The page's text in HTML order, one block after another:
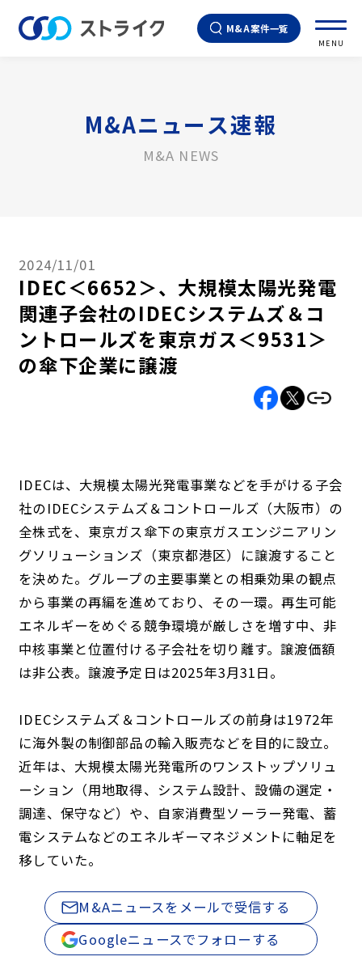
M&A案件一覧
MENU
M&Aニュース速報
M&A NEWS
2024/11/01
IDEC＜6652＞、大規模太陽光発電
関連子会社のIDECシステムズ＆コ
ントロールズを東京ガス＜9531＞
の傘下企業に譲渡
IDECは、大規模太陽光発電事業などを手がける子会
社のIDECシステムズ＆コントロールズ（大阪市）の
全株式を、東京ガス傘下の東京ガスエンジニアリン
グソリューションズ（東京都港区）に譲渡すること
を決めた。グループの主要事業との相乗効果の観点
から事業の再編を進めており、その一環。再生可能
エネルギーをめぐる競争環境が厳しさを増す中、非
中核事業と位置付ける子会社を切り離す。譲渡価額
は非公表。譲渡予定日は2025年3月31日。
IDECシステムズ＆コントロールズの前身は1972年
に海外製の制御部品の輸入販売などを目的に設立。
近年は、大規模太陽光発電所のワンストップソリュ
ーション（用地取得、システム設計、設備の選定・
調達、保守など）や、自家消費型ソーラー発電、蓄
電システムなどのエネルギーマネジメントに軸足を
移していた。
M&Aニュースをメールで受信する
Googleニュースでフォローする